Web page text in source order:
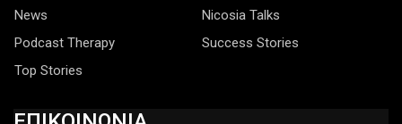
News
Nicosia Talks
Podcast Therapy
Success Stories
Top Stories